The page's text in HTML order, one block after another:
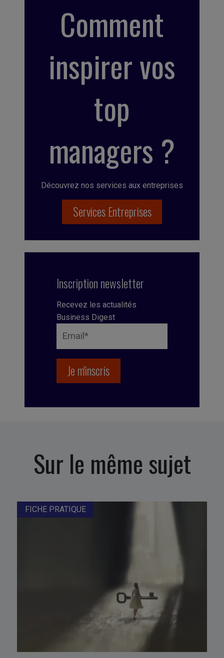
Comment
inspirer vos
top
managers ?
Découvrez nos services aux entreprises
Services Entreprises
Inscription newsletter
Recevez les actualités
Business Digest
Sur le même sujet
FICHE PRATIQUE